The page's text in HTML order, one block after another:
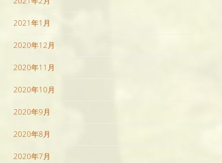
2021年1月
2020年12月
2020年11月
2020年10月
2020年9月
2020年8月
2020年7月